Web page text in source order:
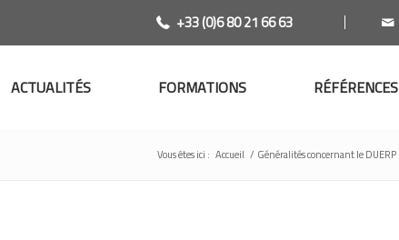
+33 (0)6 80 21 66 63
ACTUALITÉS FORMATIONS RÉFÉRENCES
Vous êtes ici : Accueil / Généralités concernant le DUERP